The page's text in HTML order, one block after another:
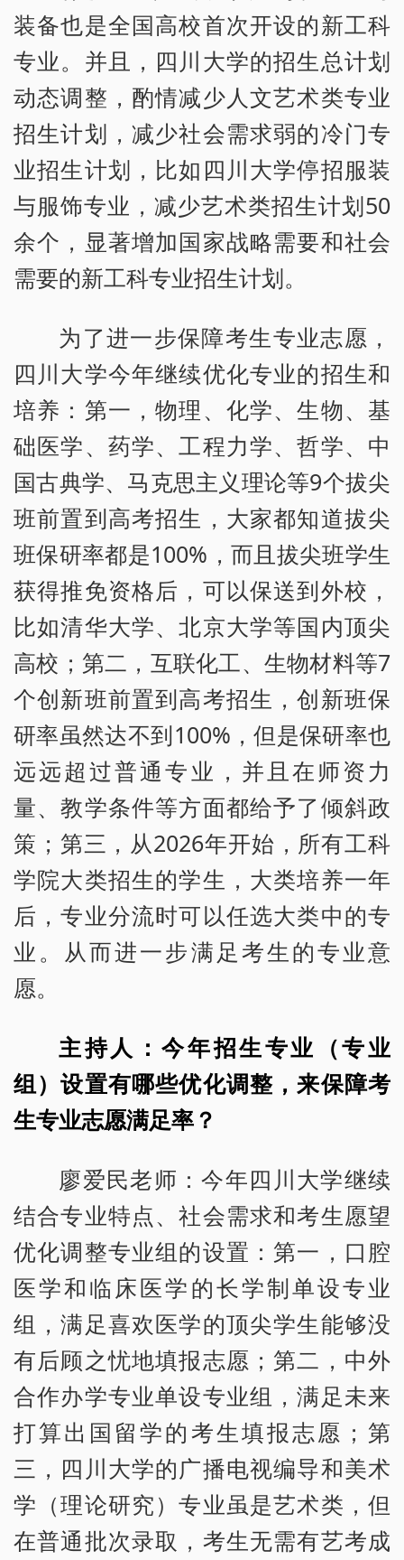
装备也是全国高校首次开设的新工科
专业。并且，四川大学的招生总计划
动态调整，酌情减少人文艺术类专业
招生计划，减少社会需求弱的冷门专
业招生计划，比如四川大学停招服装
与服饰专业，减少艺术类招生计划50
余个，显著增加国家战略需要和社会
需要的新工科专业招生计划。
为了进一步保障考生专业志愿，
四川大学今年继续优化专业的招生和
培养：第一，物理、化学、生物、基
础医学、药学、工程力学、哲学、中
国古典学、马克思主义理论等9个拔尖
班前置到高考招生，大家都知道拔尖
班保研率都是100%，而且拔尖班学生
获得推免资格后，可以保送到外校，
比如清华大学、北京大学等国内顶尖
高校；第二，互联化工、生物材料等7
个创新班前置到高考招生，创新班保
研率虽然达不到100%，但是保研率也
远远超过普通专业，并且在师资力
量、教学条件等方面都给予了倾斜政
策；第三，从2026年开始，所有工科
学院大类招生的学生，大类培养一年
后，专业分流时可以任选大类中的专
业。从而进一步满足考生的专业意
愿。
主持人：今年招生专业（专业
组）设置有哪些优化调整，来保障考
生专业志愿满足率？
廖爱民老师：今年四川大学继续
结合专业特点、社会需求和考生愿望
优化调整专业组的设置：第一，口腔
医学和临床医学的长学制单设专业
组，满足喜欢医学的顶尖学生能够没
有后顾之忧地填报志愿；第二，中外
合作办学专业单设专业组，满足未来
打算出国留学的考生填报志愿；第
三，四川大学的广播电视编导和美术
学（理论研究）专业虽是艺术类，但
在普通批次录取，考生无需有艺考成